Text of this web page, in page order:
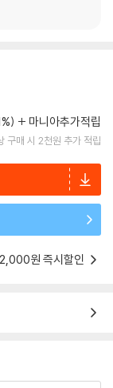
마니아추가적립
구매 시 2천원 추가 적립
원 즉시할인